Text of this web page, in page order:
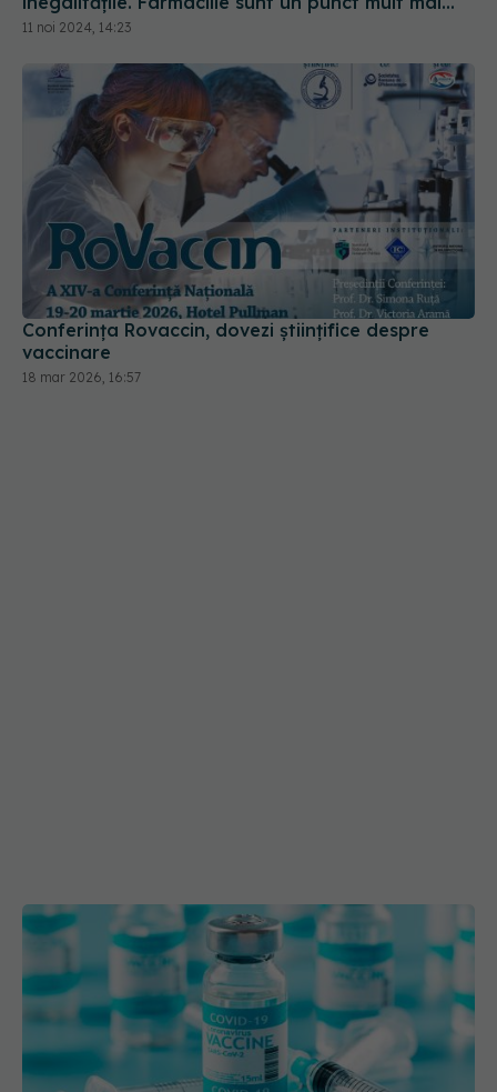
convenabil pentru vaccinare
11 noi 2024, 14:23
Conferința Rovaccin, dovezi științifice despre
vaccinare
18 mar 2026, 16:57